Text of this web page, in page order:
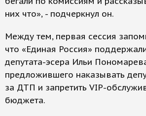
них что», - подчеркнул он.
Между тем, первая сессия
что «Единая Россия»
депутата-эсера Ильи
предложившего наказывать
за ДТП и запретить VIP-
бюджета.